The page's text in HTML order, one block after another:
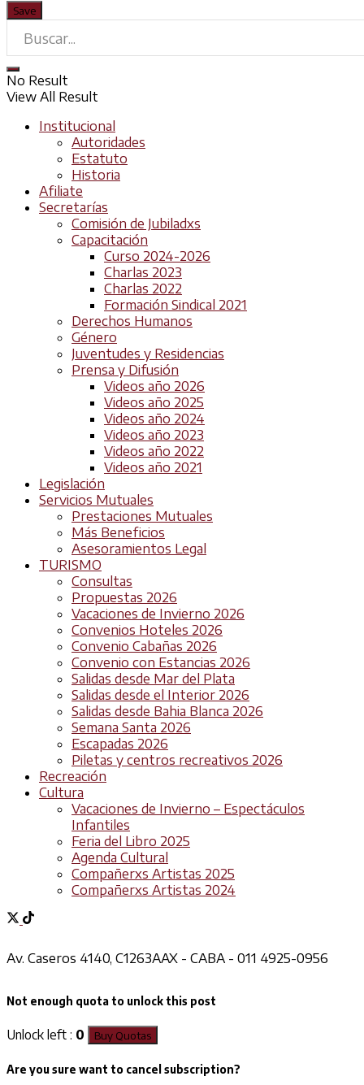
No Result
View All Result
Institucional
Autoridades
Estatuto
Historia
Afiliate
Secretarías
Comisión de Jubiladxs
Capacitación
Curso 2024-2026
Charlas 2023
Charlas 2022
Formación Sindical 2021
Derechos Humanos
Género
Juventudes y Residencias
Prensa y Difusión
Videos año 2026
Videos año 2025
Videos año 2024
Videos año 2023
Videos año 2022
Videos año 2021
Legislación
Servicios Mutuales
Prestaciones Mutuales
Más Beneficios
Asesoramientos Legal
TURISMO
Consultas
Propuestas 2026
Vacaciones de Invierno 2026
Convenios Hoteles 2026
Convenio Cabañas 2026
Convenio con Estancias 2026
Salidas desde Mar del Plata
Salidas desde el Interior 2026
Salidas desde Bahia Blanca 2026
Semana Santa 2026
Escapadas 2026
Piletas y centros recreativos 2026
Recreación
Cultura
Vacaciones de Invierno – Espectáculos
Infantiles
Feria del Libro 2025
Agenda Cultural
Compañerxs Artistas 2025
Compañerxs Artistas 2024
Av. Caseros 4140, C1263AAX - CABA - 011 4925-0956
Not enough quota to unlock this post
Unlock left : 0 Buy Quotas
Are you sure want to cancel subscription?